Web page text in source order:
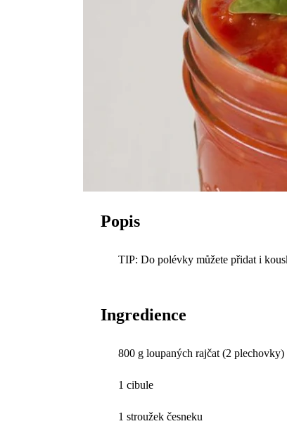
Popis
TIP: Do polévky můžete přidat i
Ingredience
800 g loupaných rajčat (2 plechovky)
1 cibule
1 stroužek česneku